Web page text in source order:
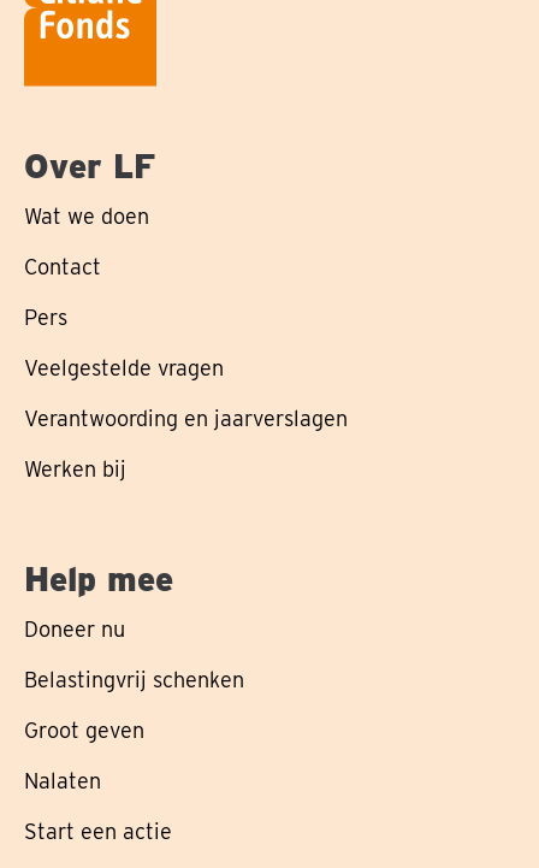
Over LF
Wat we doen
Contact
Pers
Veelgestelde vragen
Verantwoording en jaarverslagen
Werken bij
Help mee
Doneer nu
Belastingvrij schenken
Groot geven
Nalaten
Start een actie